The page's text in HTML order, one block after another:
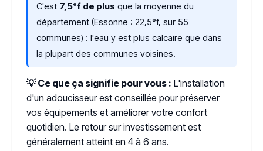
C'est 7,5°f de plus que la moyenne du
département (Essonne : 22,5°f, sur 55
communes) : l'eau y est plus calcaire que dans
la plupart des communes voisines.
💡 Ce que ça signifie pour vous : L'installation
d'un adoucisseur est conseillée pour préserver
vos équipements et améliorer votre confort
quotidien. Le retour sur investissement est
généralement atteint en 4 à 6 ans.